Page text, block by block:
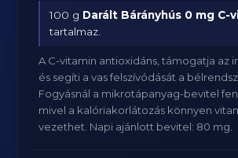
100 g Darált Bárányhús 0 mg C-
tartalmaz.
A C-vitamin antioxidáns, támogatja az
és segíti a vas felszívódását a
Fogyásnál a mikrotápanyag-bevitel
mivel a kalóriakorlátozás könnyen
vezethet. Napi ajánlott bevitel: 80 mg.